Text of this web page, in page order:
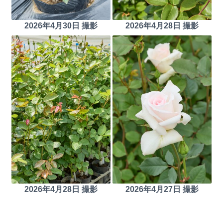
2026年4月30日 撮影 2026年4月28日 撮影
2026年4月28日 撮影 2026年4月27日 撮影